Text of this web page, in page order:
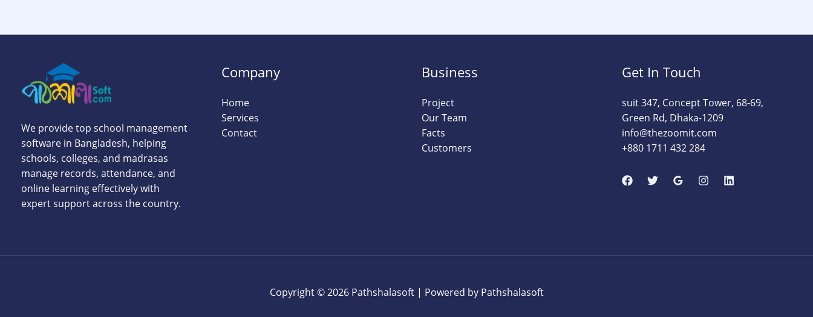
We provide top school management
software in Bangladesh, helping
schools, colleges, and madrasas
manage records, attendance, and
online learning effectively with
expert support across the country.
Company
Home
Services
Contact
Business
Project
Our Team
Facts
Customers
Get In Touch
suit 347, Concept Tower, 68-69,
Green Rd, Dhaka-1209
info@thezoomit.com
+880 1711 432 284
Copyright © 2026 Pathshalasoft | Powered by Pathshalasoft